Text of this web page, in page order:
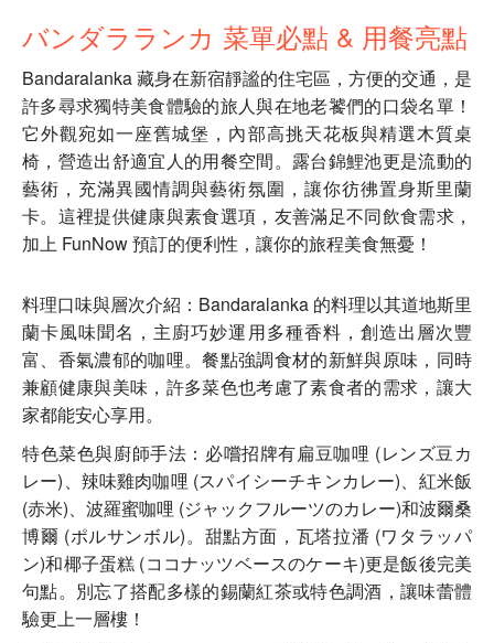
バンダラランカ 菜單必點 & 用餐亮點
Bandaralanka 藏身在新宿靜謐的住宅區，方便的交通，是
許多尋求獨特美食體驗的旅人與在地老饕們的口袋名單！
它外觀宛如一座舊城堡，內部高挑天花板與精選木質桌
椅，營造出舒適宜人的用餐空間。露台錦鯉池更是流動的
藝術，充滿異國情調與藝術氛圍，讓你彷彿置身斯里蘭
卡。這裡提供健康與素食選項，友善滿足不同飲食需求，
加上 FunNow 預訂的便利性，讓你的旅程美食無憂！
料理口味與層次介紹：Bandaralanka 的料理以其道地斯里
蘭卡風味聞名，主廚巧妙運用多種香料，創造出層次豐
富、香氣濃郁的咖哩。餐點強調食材的新鮮與原味，同時
兼顧健康與美味，許多菜色也考慮了素食者的需求，讓大
家都能安心享用。
特色菜色與廚師手法：必嚐招牌有扁豆咖哩 (レンズ豆カ
レー)、辣味雞肉咖哩 (スパイシーチキンカレー)、紅米飯
(赤米)、波羅蜜咖哩 (ジャックフルーツのカレー)和波爾桑
博爾 (ポルサンボル)。甜點方面，瓦塔拉潘 (ワタラッパ
ン)和椰子蛋糕 (ココナッツベースのケーキ)更是飯後完美
句點。別忘了搭配多樣的錫蘭紅茶或特色調酒，讓味蕾體
驗更上一層樓！